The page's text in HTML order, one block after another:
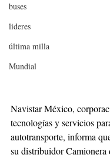
buses
lideres
última milla
Mundial
Navistar México,
tecnologías y servicios
autotransporte, informa
su distribuidor Camionera